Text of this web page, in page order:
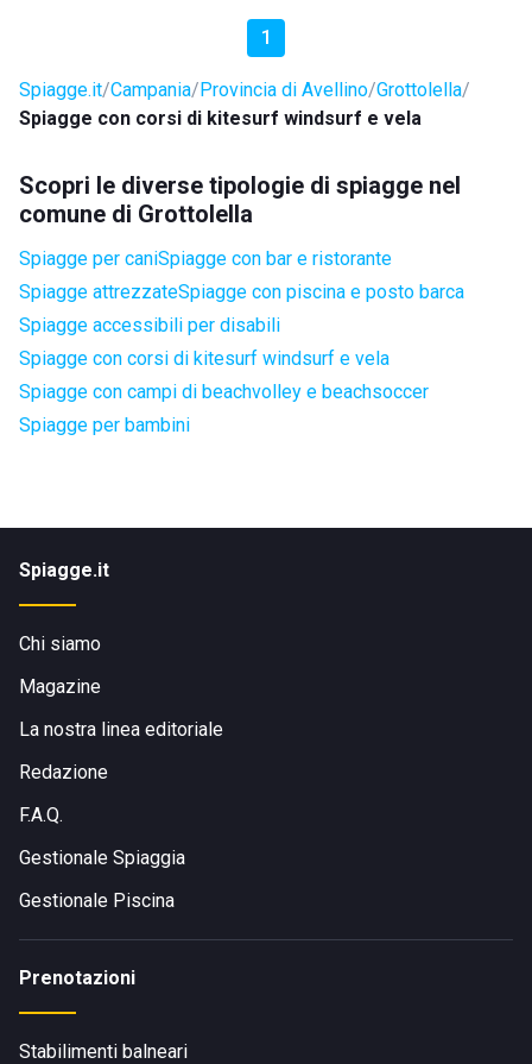
1
Spiagge.it Campania Provincia di Avellino Grottolella
Spiagge con corsi di kitesurf windsurf e vela
Scopri le diverse tipologie di spiagge nel
comune di Grottolella
Spiagge per caniSpiagge con bar e ristorante
Spiagge attrezzateSpiagge con piscina e posto barca
Spiagge accessibili per disabili
Spiagge con corsi di kitesurf windsurf e vela
Spiagge con campi di beachvolley e beachsoccer
Spiagge per bambini
Spiagge.it
Chi siamo
Magazine
La nostra linea editoriale
Redazione
F.A.Q.
Gestionale Spiaggia
Gestionale Piscina
Prenotazioni
Stabilimenti balneari